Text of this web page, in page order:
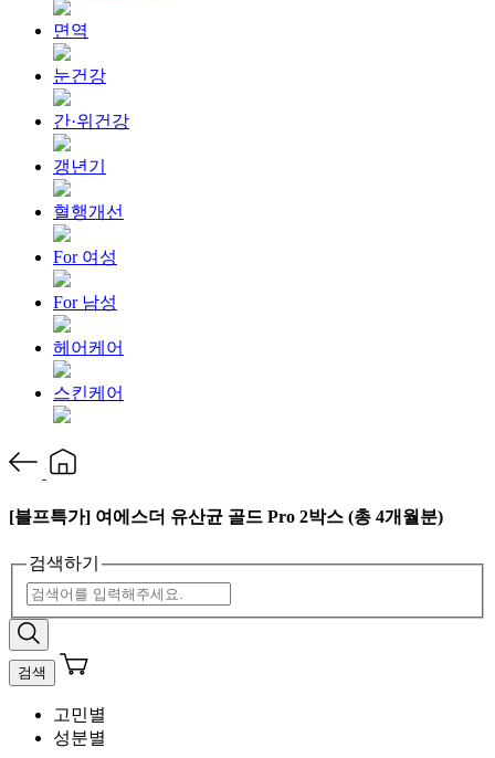
면역
눈건강
간·위건강
갱년기
혈행개선
For 여성
For 남성
헤어케어
스킨케어
[블프특가] 여에스더 유산균 골드 Pro 2박스 (총 4개월분)
검색하기
검색
고민별
성분별